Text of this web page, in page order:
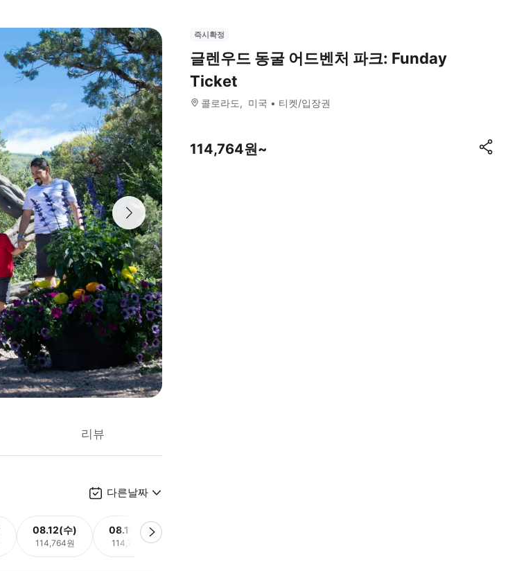
리뷰
다른날짜
08.12(수)
114,764원
08.13(목)
114,764원
즉시확정
글렌우드 동굴 어드벤처 파크: Funday
Ticket
콜로라도 미국 티켓/입장권
114,764원~